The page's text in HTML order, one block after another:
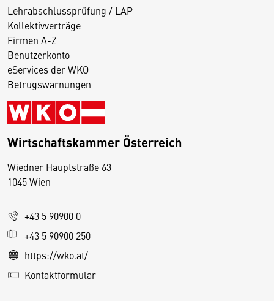
Lehrabschlussprüfung / LAP
Kollektivverträge
Firmen A-Z
Benutzerkonto
eServices der WKO
Betrugswarnungen
Wirtschaftskammer Österreich
Wiedner Hauptstraße 63
1045 Wien
+43 5 90900 0
+43 5 90900 250
https://wko.at/
Kontaktformular
D
s
e
S
e